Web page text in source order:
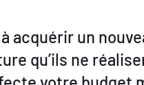
acquérir un
qu’ils ne